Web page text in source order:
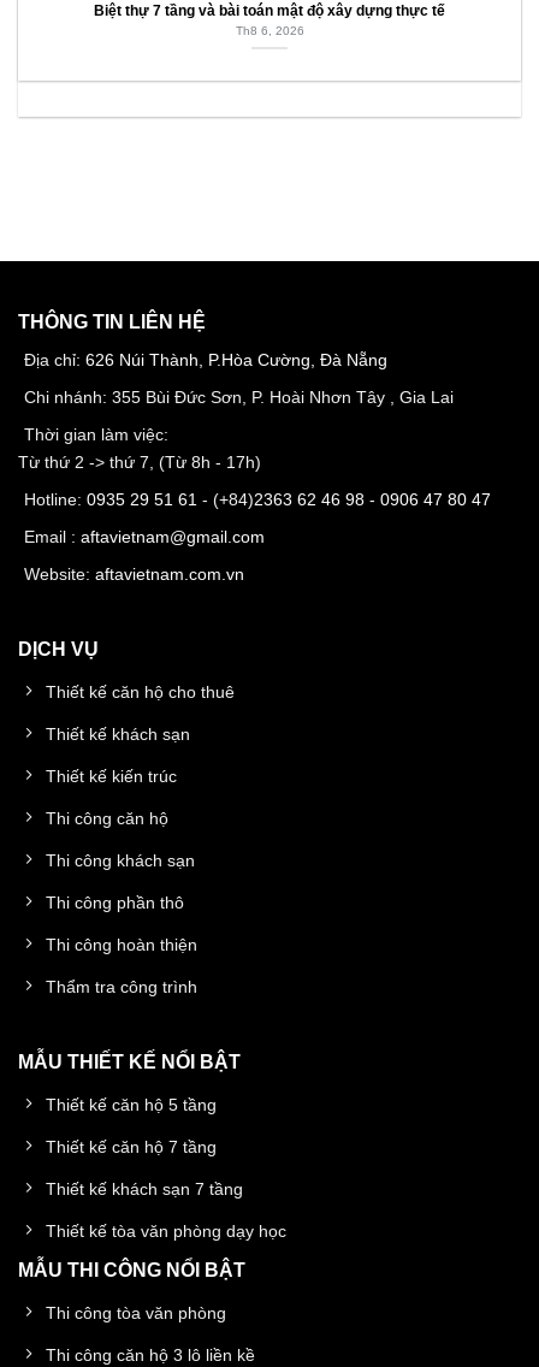
Biệt thự 7 tầng và bài toán mật độ xây dựng thực tế
Th8 6, 2026
THÔNG TIN LIÊN HỆ
Địa chỉ: 626 Núi Thành, P.Hòa Cường, Đà Nẵng
Chi nhánh: 355 Bùi Đức Sơn, P. Hoài Nhơn Tây , Gia Lai
Thời gian làm việc:
Từ thứ 2 -> thứ 7, (Từ 8h - 17h)
Hotline: 0935 29 51 61 - (+84)2363 62 46 98 - 0906 47 80 47
Email : aftavietnam@gmail.com
Website: aftavietnam.com.vn
DỊCH VỤ
Thiết kế căn hộ cho thuê
Thiết kế khách sạn
Thiết kế kiến trúc
Thi công căn hộ
Thi công khách sạn
Thi công phần thô
Thi công hoàn thiện
Thẩm tra công trình
MẪU THIẾT KẾ NỔI BẬT
Thiết kế căn hộ 5 tầng
Thiết kế căn hộ 7 tầng
Thiết kế khách sạn 7 tầng
Thiết kế tòa văn phòng dạy học
MẪU THI CÔNG NỔI BẬT
Thi công tòa văn phòng
Thi công căn hộ 3 lô liền kề